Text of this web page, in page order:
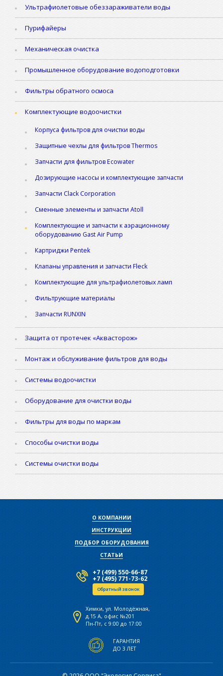
Ультрафиолетовые обеззараживатели воды
Пурифайеры
Механическая очистка
Промышленное оборудование водоподготовки
Фильтры обратного осмоса
Комплектующие водоочистки
Корпуса фильтров для очистки воды
Защитные чехлы для фильтров Thermos
Запчасти для фильтров Ecowater
Дозирующие насосы и комплектующие запчасти
Запчасти Clack Corporation
Сменные элементы и запчасти Atoll
Комплектующие и запчасти к аэрационному
оборудованию Gast Air Pump
Картриджи Pentek
Клапаны управления и запчасти Fleck
Комплектующие для ультрафиолетовых ламп
Фильтрующие материалы
Запчасти RUNXIN
Защита от протечек «Аквасторож»
Монтаж и обслуживание фильтров для воды
Системы водоочистки
Оборудование для очистки воды
Фильтры для воды по маркам
Способы очистки воды
Системы очистки воды
О КОМПАНИИ
ИНСТРУКЦИИ
ПОДБОР ОБОРУДОВАНИЯ
СТАТЬИ
+7 (499) 550-66-87
+7 (495) 771-73-62
Обратный звонок
Химки, ул. Молодёжная,
д.15 А, офис №201
Пн-Пт, с 9:00 до 17:00
ГАРАНТИЯ
ДО 3 ЛЕТ